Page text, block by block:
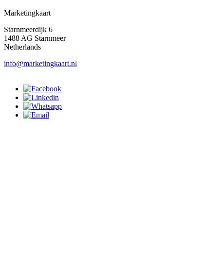
Marketingkaart
Starnmeerdijk 6
1488 AG Starnmeer
Netherlands
info@marketingkaart.nl